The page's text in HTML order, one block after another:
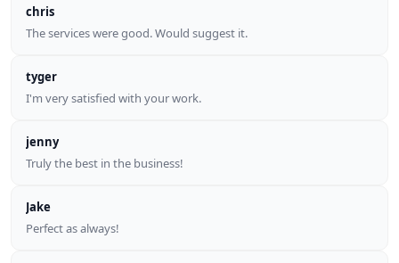
chris
The services were good. Would suggest it.
tyger
I'm very satisfied with your work.
jenny
Truly the best in the business!
Jake
Perfect as always!